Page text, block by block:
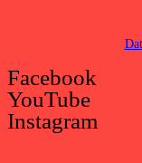
Facebook
YouTube
Instagram